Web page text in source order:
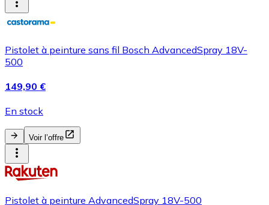
Pistolet à peinture sans fil Bosch AdvancedSpray 18V-
500
149,90 €
En stock
Voir l’offre
Pistolet à peinture AdvancedSpray 18V-500